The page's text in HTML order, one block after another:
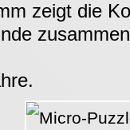
zeigt die